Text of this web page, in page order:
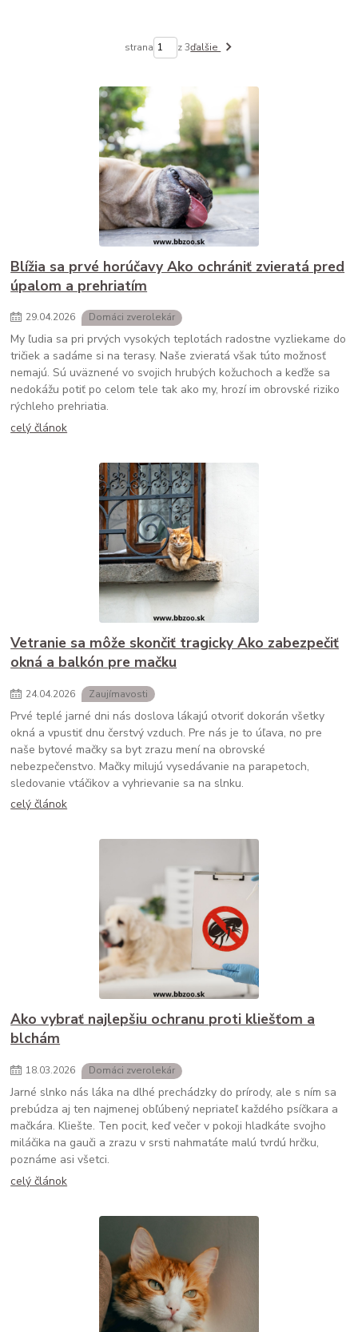
strana z 3ďalšie
Blížia sa prvé horúčavy Ako ochrániť zvieratá pred
úpalom a prehriatím
29.04.2026 Domáci zverolekár
My ľudia sa pri prvých vysokých teplotách radostne vyzliekame do
tričiek a sadáme si na terasy. Naše zvieratá však túto možnosť
nemajú. Sú uväznené vo svojich hrubých kožuchoch a keďže sa
nedokážu potiť po celom tele tak ako my, hrozí im obrovské riziko
rýchleho prehriatia.
celý článok
Vetranie sa môže skončiť tragicky Ako zabezpečiť
okná a balkón pre mačku
24.04.2026 Zaujímavosti
Prvé teplé jarné dni nás doslova lákajú otvoriť dokorán všetky
okná a vpustiť dnu čerstvý vzduch. Pre nás je to úľava, no pre
naše bytové mačky sa byt zrazu mení na obrovské
nebezpečenstvo. Mačky milujú vysedávanie na parapetoch,
sledovanie vtáčikov a vyhrievanie sa na slnku.
celý článok
Ako vybrať najlepšiu ochranu proti kliešťom a
blchám
18.03.2026 Domáci zverolekár
Jarné slnko nás láka na dlhé prechádzky do prírody, ale s ním sa
prebúdza aj ten najmenej obľúbený nepriateľ každého psíčkara a
mačkára. Kliešte. Ten pocit, keď večer v pokoji hladkáte svojho
miláčika na gauči a zrazu v srsti nahmatáte malú tvrdú hrčku,
poznáme asi všetci.
celý článok